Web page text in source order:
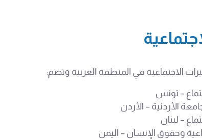
الاجتماعية في المنطقة العربية وتضم:
– تونس
الأردنية – الأردن
– لبنان
وحقوق الإنسان – اليمن